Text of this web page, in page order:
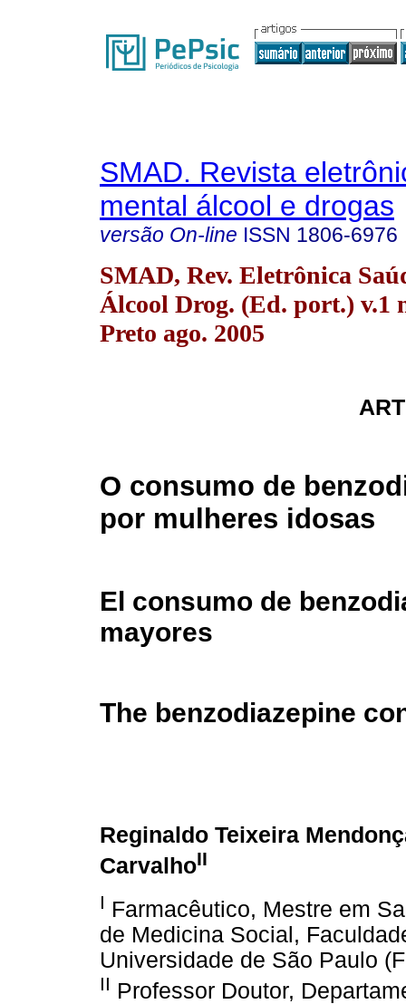
SMAD. Revista
mental álcool e drogas
versão On-line ISSN 1806-6976
SMAD, Rev. Eletrônica
Álcool Drog. (Ed. port.) v.1
Preto ago. 2005
O consumo de
por mulheres idosas
El consumo de
mayores
The benzodiazepine
Reginaldo Teixeira
CarvalhoII
I Farmacêutico, Mestre em
de Medicina Social,
Universidade de São Paulo
II Professor Doutor,